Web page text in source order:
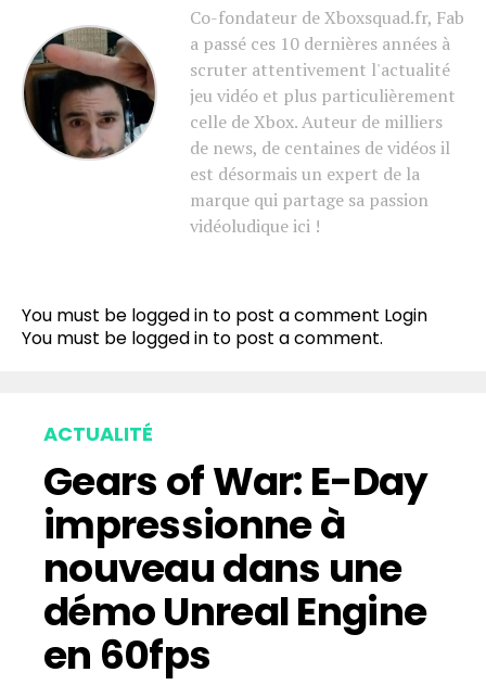
Co-fondateur de Xboxsquad.fr, Fab
a passé ces 10 dernières années à
scruter attentivement l'actualité
jeu vidéo et plus particulièrement
celle de Xbox. Auteur de milliers
de news, de centaines de vidéos il
est désormais un expert de la
marque qui partage sa passion
vidéoludique ici !
You must be logged in to post a comment Login
You must be logged in to post a comment.
ACTUALITÉ
Gears of War: E-Day
impressionne à
nouveau dans une
démo Unreal Engine
en 60fps